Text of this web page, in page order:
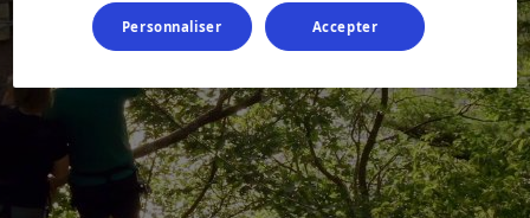
Personnaliser Accepter